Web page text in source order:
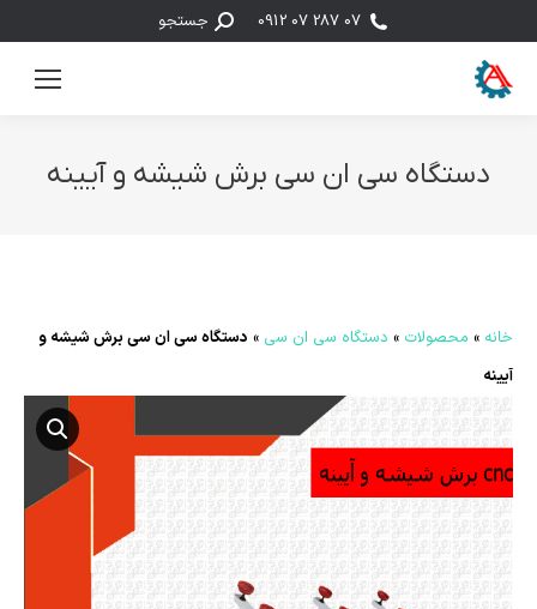
07 287 07 0912 جستجو:جستجو
دستگاه سی ان سی برش شیشه و آیینه
خانه » محصولات » دستگاه سی ان سی » دستگاه سی ان سی برش شیشه و
آیینه